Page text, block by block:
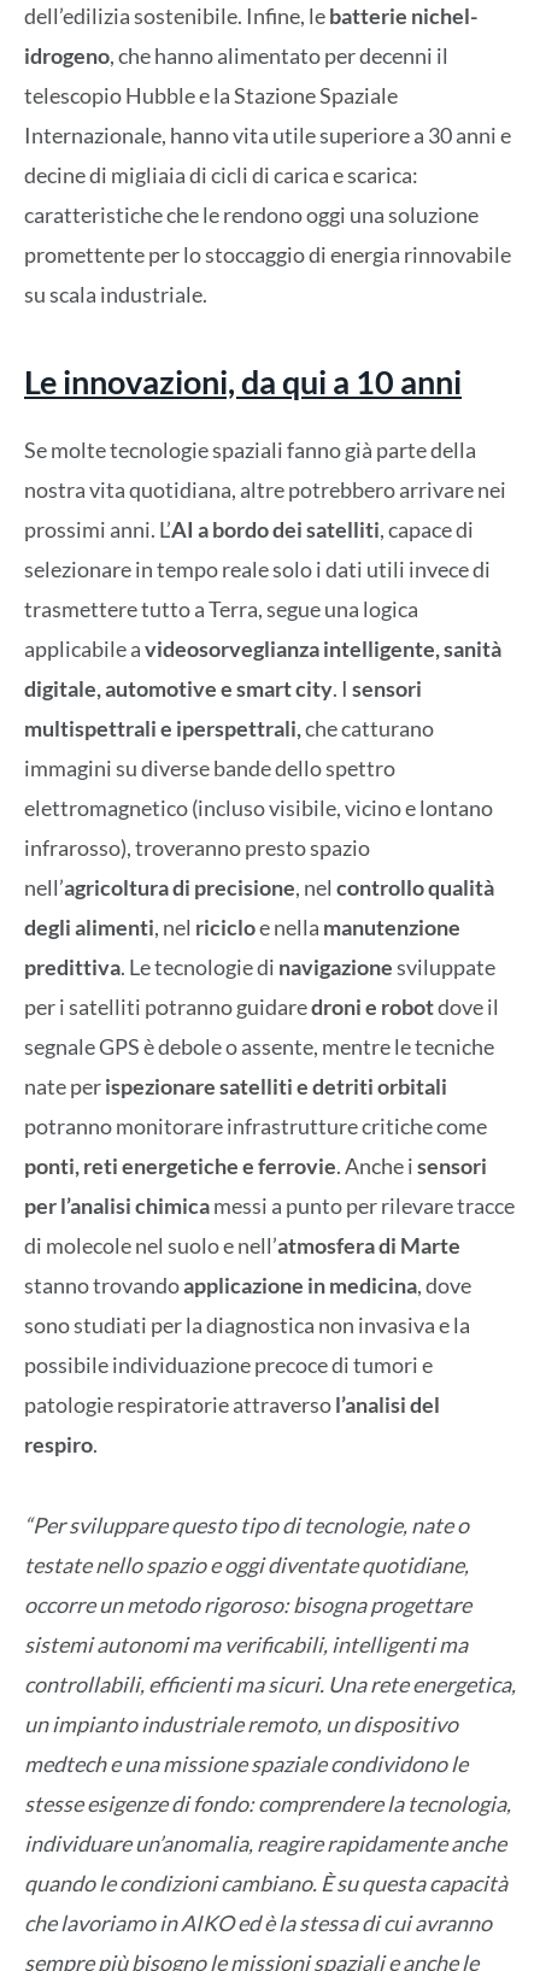
dell’edilizia sostenibile. Infine, lebatterie nichel-
idrogeno, che hanno alimentato per decenni il
telescopio Hubble e la Stazione Spaziale
Internazionale, hanno vita utile superiore a 30 anni e
decine di migliaia di cicli di carica e scarica:
caratteristiche che le rendono oggi una soluzione
promettente per lo stoccaggio di energia rinnovabile
su scala industriale.
Le innovazioni, da qui a 10 anni
Se molte tecnologie spaziali fanno già parte della
nostra vita quotidiana, altre potrebbero arrivare nei
prossimi anni. L’AI a bordo dei satelliti, capace di
selezionare in tempo reale solo i dati utili invece di
trasmettere tutto a Terra, segue una logica
applicabile avideosorveglianza intelligente, sanità
digitale, automotive e smart city. I sensori
multispettrali e iperspettrali,che catturano
immagini su diverse bande dello spettro
elettromagnetico (incluso visibile, vicino e lontano
infrarosso), troveranno presto spazio
nell’agricoltura di precisione, nel controllo qualità
degli alimenti, nel ricicloe nella manutenzione
predittiva. Le tecnologie di navigazionesviluppate
per i satelliti potranno guidaredroni e robotdove il
segnale GPS è debole o assente, mentre le tecniche
nate perispezionare satelliti e detriti orbitali
potranno monitorare infrastrutture critiche come
ponti, reti energetiche e ferrovie. Anche isensori
per l’analisi chimicamessi a punto per rilevare tracce
di molecole nel suolo e nell’atmosfera di Marte
stanno trovandoapplicazione in medicina, dove
sono studiati per la diagnostica non invasiva e la
possibile individuazione precoce di tumori e
patologie respiratorie attraversol’analisi del
respiro.
“Per sviluppare questo tipo di tecnologie, nate o
testate nello spazio e oggi diventate quotidiane,
occorre un metodo rigoroso: bisogna progettare
sistemi autonomi ma verificabili, intelligenti ma
controllabili, efficienti ma sicuri. Una rete energetica,
un impianto industriale remoto, un dispositivo
medtech e una missione spaziale condividono le
stesse esigenze di fondo: comprendere la tecnologia,
individuare un’anomalia, reagire rapidamente anche
quando le condizioni cambiano. È su questa capacità
che lavoriamo in AIKO ed è la stessa di cui avranno
sempre più bisogno le missioni spaziali e anche le